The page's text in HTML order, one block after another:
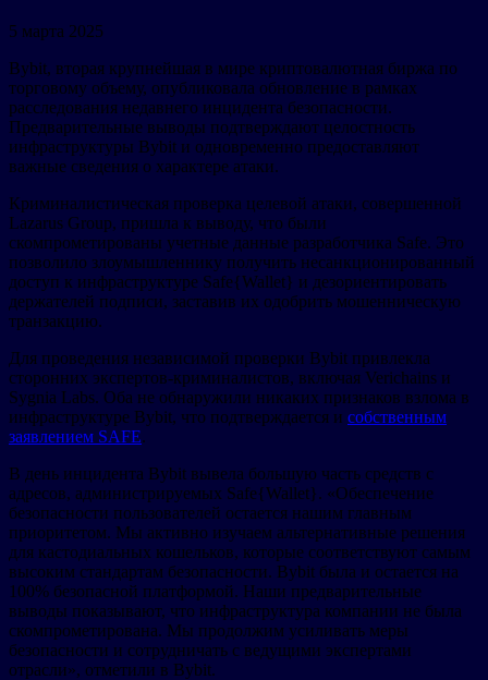
5 марта 2025
Bybit, вторая крупнейшая в мире криптовалютная биржа по
торговому объему, опубликовала обновление в рамках
расследования недавнего инцидента безопасности.
Предварительные выводы подтверждают целостность
инфраструктуры Bybit и одновременно предоставляют
важные сведения о характере атаки.
Криминалистическая проверка целевой атаки, совершенной
Lazarus Group, пришла к выводу, что были
скомпрометированы учетные данные разработчика Safe. Это
позволило злоумышленнику получить несанкционированный
доступ к инфраструктуре Safe{Wallet} и дезориентировать
держателей подписи, заставив их одобрить мошенническую
транзакцию.
Для проведения независимой проверки Bybit привлекла
сторонних экспертов-криминалистов, включая Verichains и
Sygnia Labs. Оба не обнаружили никаких признаков взлома в
инфраструктуре Bybit, что подтверждается и собственным
заявлением SAFE.
В день инцидента Bybit вывела большую часть средств с
адресов, администрируемых Safe{Wallet}. «Обеспечение
безопасности пользователей остается нашим главным
приоритетом. Мы активно изучаем альтернативные решения
для кастодиальных кошельков, которые соответствуют самым
высоким стандартам безопасности. Bybit была и остается на
100% безопасной платформой. Наши предварительные
выводы показывают, что инфраструктура компании не была
скомпрометирована. Мы продолжим усиливать меры
безопасности и сотрудничать с ведущими экспертами
отрасли», отметили в Bybit.